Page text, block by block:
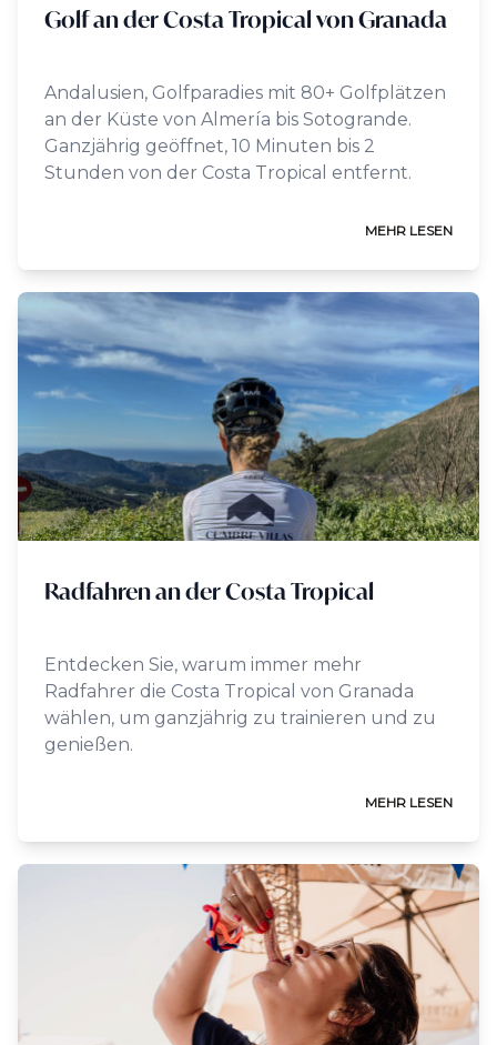
Golf an der Costa Tropical von Granada
Andalusien, Golfparadies mit 80+ Golfplätzen
an der Küste von Almería bis Sotogrande.
Ganzjährig geöffnet, 10 Minuten bis 2
Stunden von der Costa Tropical entfernt.
MEHR LESEN
Radfahren an der Costa Tropical
Entdecken Sie, warum immer mehr
Radfahrer die Costa Tropical von Granada
wählen, um ganzjährig zu trainieren und zu
genießen.
MEHR LESEN